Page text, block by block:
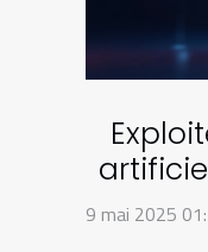
le
9 mai 2025